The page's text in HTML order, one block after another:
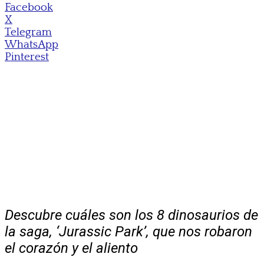
Facebook
X
Telegram
WhatsApp
Pinterest
Descubre cuáles son los 8 dinosaurios de
la saga, ‘Jurassic Park’, que nos robaron
el corazón y el aliento